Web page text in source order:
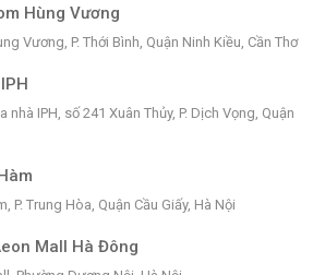
Hùng Vương
Vương, P. Thới Bình, Quận Ninh Kiều, Cần Thơ
nhà IPH, số 241 Xuân Thủy, P. Dịch Vọng, Quận
P. Trung Hòa, Quận Cầu Giấy, Hà Nội
Mall Hà Đông